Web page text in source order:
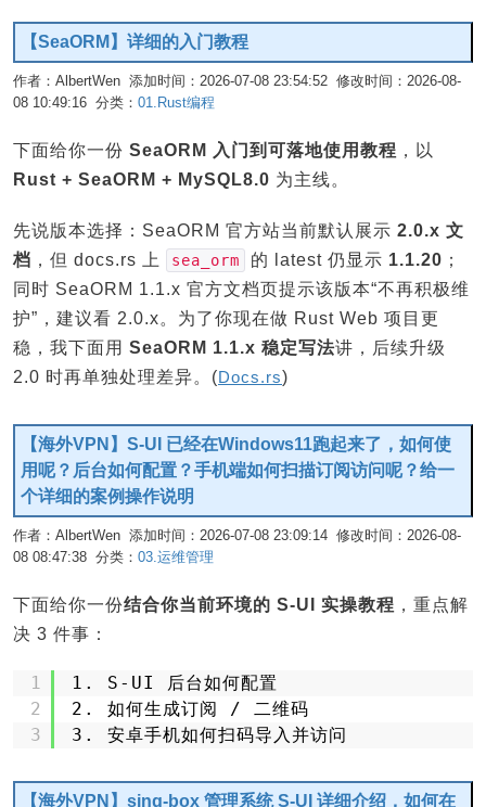
【SeaORM】详细的入门教程
作者：AlbertWen 添加时间：2026-07-08 23:54:52 修改时间：2026-08-
08 10:49:16 分类： 01.Rust编程
下面给你一份 SeaORM 入门到可落地使用教程 ，以
Rust + SeaORM + MySQL8.0 为主线。
先说版本选择：SeaORM 官方站当前默认展示 2.0.x 文
档 ，但 docs.rs 上 sea_orm 的 latest 仍显示 1.1.20 ；
同时 SeaORM 1.1.x 官方文档页提示该版本“不再积极维
护”，建议看 2.0.x。为了你现在做 Rust Web 项目更
稳，我下面用 SeaORM 1.1.x 稳定写法讲，后续升级
2.0 时再单独处理差异。(Docs.rs)
【海外VPN】S-UI 已经在Windows11跑起来了，如何使
用呢？后台如何配置？手机端如何扫描订阅访问呢？给一
个详细的案例操作说明
作者：AlbertWen 添加时间：2026-07-08 23:09:14 修改时间：2026-08-
08 08:47:38 分类： 03.运维管理
下面给你一份结合你当前环境的 S-UI 实操教程 ，重点解
决 3 件事：
1
2
3
1. S-UI 后台如何配置
2. 如何生成订阅 / 二维码
3. 安卓手机如何扫码导入并访问
【海外VPN】sing-box 管理系统 S-UI 详细介绍，如何在